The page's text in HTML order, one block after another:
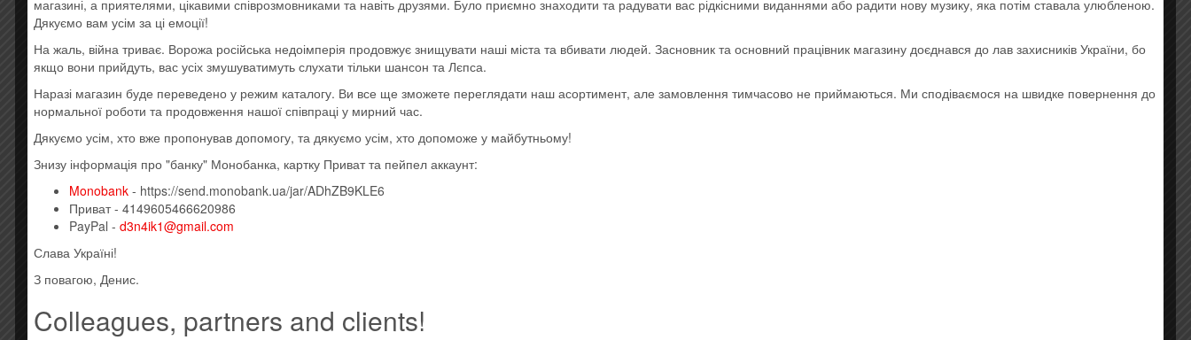
A2 Товариш
А3 Добрий Ранок
A5 Жити у Віках
B1 Магія
B3 Народжувати і Вмирати
B4 Посланим з Неба
B5 ПСІ
Стиль: Acoustic, Pop Rock, Indie Rock
Саундтрек
Шансон
магазині, а приятелями, цікавими співрозмовниками та навіть друзями. Було приємно знаходити та радувати вас рідкісними виданнями або радити нову музику, яка потім ставала улюбленою.
Дякуємо вам усім за ці емоції!
На жаль, війна триває. Ворожа російська недоімперія продовжує знищувати наші міста та вбивати людей. Засновник та основний працівник магазину доєднався до лав захисників України, бо
якщо вони прийдуть, вас усіх змушуватимуть слухати тільки шансон та Лєпса.
Наразі магазин буде переведено у режим каталогу. Ви все ще зможете переглядати наш асортимент, але замовлення тимчасово не приймаються. Ми сподіваємося на швидке повернення до
нормальної роботи та продовження нашої співпраці у мирний час.
Дякуємо усім, хто вже пропонував допомогу, та дякуємо усім, хто допоможе у майбутньому!
Знизу інформація про "банку" Монобанка, картку Приват та пейпел аккаунт:
Monobank - https://send.monobank.ua/jar/ADhZB9KLE6
Приват - 4149605466620986
PayPal - d3n4ik1@gmail.com
Слава Україні!
З повагою, Денис.
Colleagues, partners and clients!